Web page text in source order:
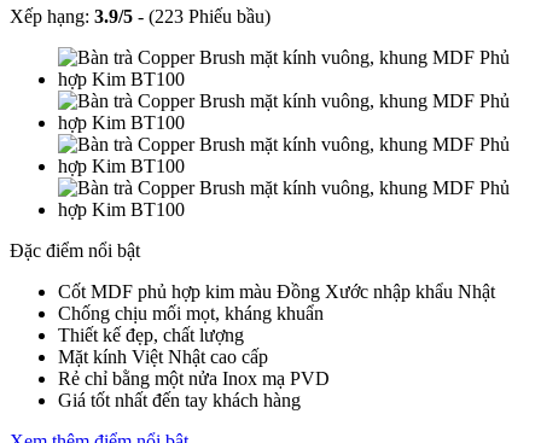
Xếp hạng: 3.9/5 - (223 Phiếu bầu)
Đặc điểm nổi bật
Cốt MDF phủ hợp kim màu Đồng Xước nhập khẩu Nhật
Chống chịu mối mọt, kháng khuẩn
Thiết kế đẹp, chất lượng
Mặt kính Việt Nhật cao cấp
Rẻ chỉ bằng một nửa Inox mạ PVD
Giá tốt nhất đến tay khách hàng